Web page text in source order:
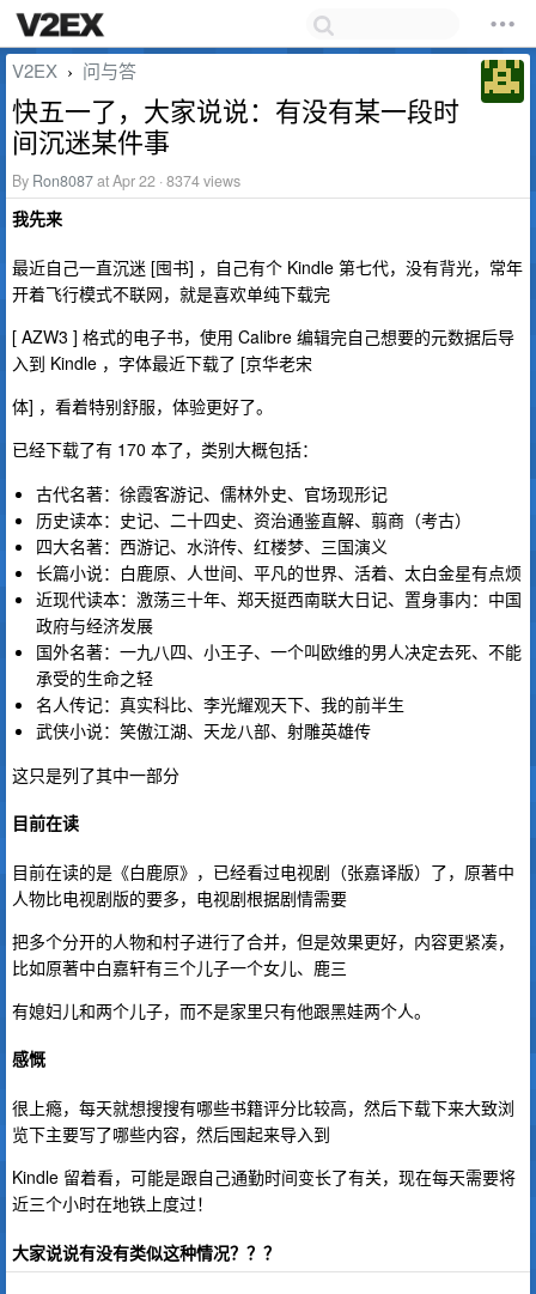
V2EX › 问与答
快五一了，大家说说：有没有某一段时
间沉迷某件事
By Ron8087at Apr 22 · 8374 views
我先来
最近自己一直沉迷 [囤书] ，自己有个 Kindle 第七代，没有背光，常年
开着飞行模式不联网，就是喜欢单纯下载完
[ AZW3 ] 格式的电子书，使用 Calibre 编辑完自己想要的元数据后导
入到 Kindle ，字体最近下载了 [京华老宋
体] ，看着特别舒服，体验更好了。
已经下载了有 170 本了，类别大概包括：
古代名著：徐霞客游记、儒林外史、官场现形记
历史读本：史记、二十四史、资治通鉴直解、翦商（考古）
四大名著：西游记、水浒传、红楼梦、三国演义
长篇小说：白鹿原、人世间、平凡的世界、活着、太白金星有点烦
近现代读本：激荡三十年、郑天挺西南联大日记、置身事内：中国
政府与经济发展
国外名著：一九八四、小王子、一个叫欧维的男人决定去死、不能
承受的生命之轻
名人传记：真实科比、李光耀观天下、我的前半生
武侠小说：笑傲江湖、天龙八部、射雕英雄传
这只是列了其中一部分
目前在读
目前在读的是《白鹿原》，已经看过电视剧（张嘉译版）了，原著中
人物比电视剧版的要多，电视剧根据剧情需要
把多个分开的人物和村子进行了合并，但是效果更好，内容更紧凑，
比如原著中白嘉轩有三个儿子一个女儿、鹿三
有媳妇儿和两个儿子，而不是家里只有他跟黑娃两个人。
感慨
很上瘾，每天就想搜搜有哪些书籍评分比较高，然后下载下来大致浏
览下主要写了哪些内容，然后囤起来导入到
Kindle 留着看，可能是跟自己通勤时间变长了有关，现在每天需要将
近三个小时在地铁上度过！
大家说说有没有类似这种情况？？？